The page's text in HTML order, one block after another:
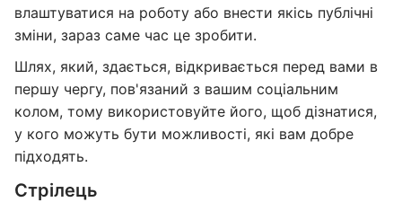
влаштуватися на роботу або внести якісь публічні
зміни, зараз саме час це зробити.
Шлях, який, здається, відкривається перед вами в
першу чергу, пов'язаний з вашим соціальним
колом, тому використовуйте його, щоб дізнатися,
у кого можуть бути можливості, які вам добре
підходять.
Стрілець